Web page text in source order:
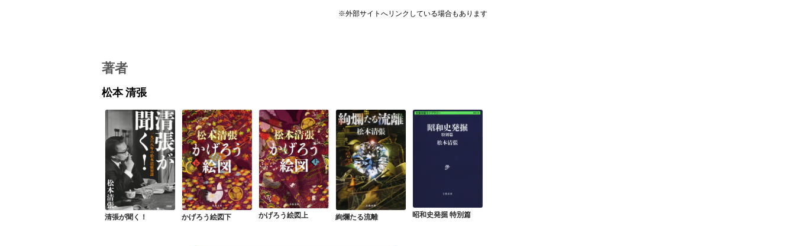
※外部サイトへリンクしている場合もあります
著者
松本 清張
清張が聞く！ かげろう絵図下 かげろう絵図上 絢爛たる流離 昭和史発掘 特別篇